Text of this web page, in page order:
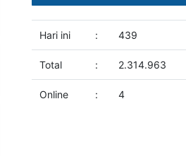
Hari ini : 439
Total : 2.314.963
Online : 4